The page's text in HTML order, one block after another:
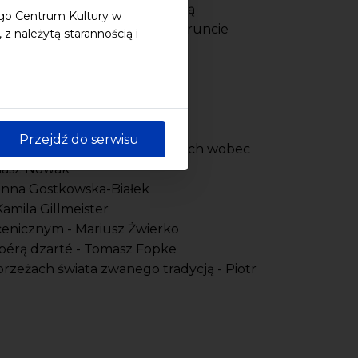
Centrum Kultury w
należytą starannością i
Przejdź do serwisu
książka będzie idealną
zachodzącymi na gruncie
- o określeniach stosowanych wobec
Nowak
Gostkowska-Białek
Gillmeister
- Mariusz Żwierko
dzarté - Tomasz Fopke
świata zwanego tradycją - Piotr